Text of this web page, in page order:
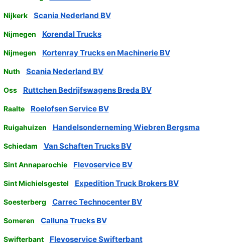
Nijkerk Scania Nederland BV
Nijmegen Korendal Trucks
Nijmegen Kortenray Trucks en Machinerie BV
Nuth Scania Nederland BV
Oss Ruttchen Bedrijfswagens Breda BV
Raalte Roelofsen Service BV
Ruigahuizen Handelsonderneming Wiebren Bergsma
Schiedam Van Schaften Trucks BV
Sint Annaparochie Flevoservice BV
Sint Michielsgestel Expedition Truck Brokers BV
Soesterberg Carrec Technocenter BV
Someren Calluna Trucks BV
Swifterbant Flevoservice Swifterbant